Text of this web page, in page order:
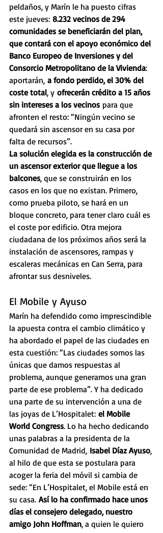
peldaños, y Marín le ha puesto cifras
este jueves: 8.232 vecinos de 294
comunidades se beneficiarán del plan,
que contará con el apoyo económico del
Banco Europeo de Inversiones y del
Consorcio Metropolitano de la Vivienda:
aportarán, a fondo perdido, el 30% del
coste total, y ofrecerán crédito a 15 años
sin intereses a los vecinos para que
afronten el resto: “Ningún vecino se
quedará sin ascensor en su casa por
falta de recursos”.
La solución elegida es la construcción de
un ascensor exterior que llegue a los
balcones, que se construirán en los
casos en los que no existan. Primero,
como prueba piloto, se hará en un
bloque concreto, para tener claro cuál es
el coste por edificio. Otra mejora
ciudadana de los próximos años será la
instalación de ascensores, rampas y
escaleras mecánicas en Can Serra, para
afrontar sus desniveles.
El Mobile y Ayuso
Marín ha defendido como imprescindible
la apuesta contra el cambio climático y
ha abordado el papel de las ciudades en
esta cuestión: “Las ciudades somos las
únicas que damos respuestas al
problema, aunque generamos una gran
parte de ese problema”. Y ha dedicado
una parte de su intervención a una de
las joyas de L’Hospitalet: el Mobile
World Congress. Lo ha hecho dedicando
unas palabras a la presidenta de la
Comunidad de Madrid, Isabel Díaz Ayuso,
al hilo de que esta se postulara para
acoger la feria del móvil si cambia de
sede: “En L’Hospitalet, el Mobile está en
su casa. Así lo ha confirmado hace unos
días el consejero delegado, nuestro
amigo John Hoffman, a quien le quiero